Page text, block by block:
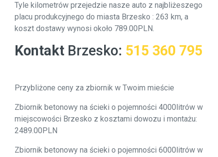
Tyle kilometrów przejedzie nasze auto z najbliżeszego
placu produkcyjnego do miasta Brzesko : 263 km, a
koszt dostawy wynosi około 789.00PLN.
Kontakt Brzesko: 515 360 795
Przybliżone ceny za zbiornik w Twoim mieście
Zbiornik betonowy na ścieki o pojemności 4000litrów w
miejscowości Brzesko z kosztami dowozu i montażu:
2489.00PLN
Zbiornik betonowy na ścieki o pojemności 6000litrów w